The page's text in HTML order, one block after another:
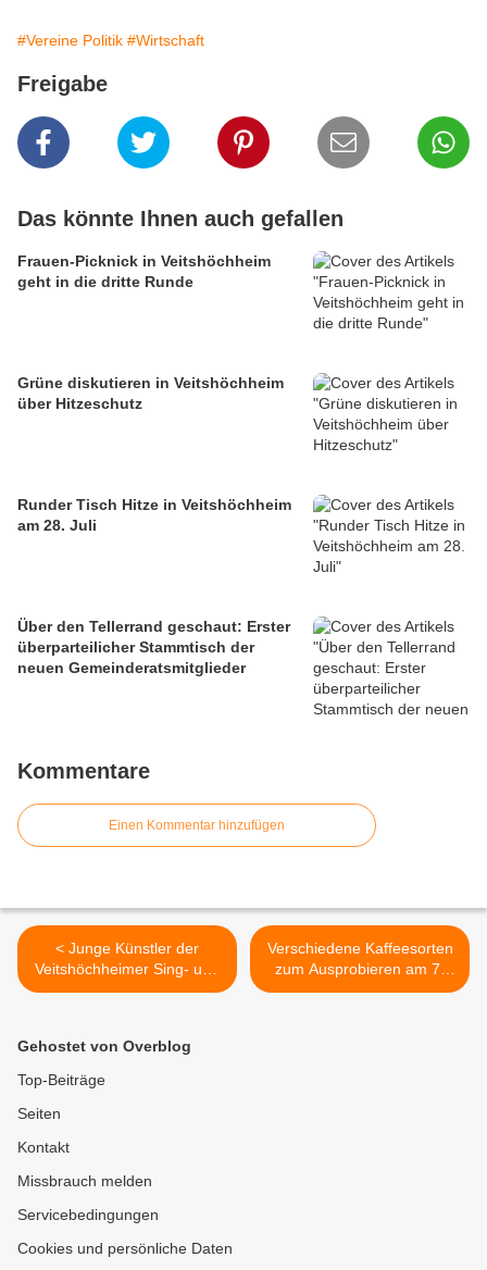
#Vereine Politik #Wirtschaft
Freigabe
Das könnte Ihnen auch gefallen
Frauen-Picknick in Veitshöchheim
geht in die dritte Runde
Grüne diskutieren in Veitshöchheim
über Hitzeschutz
Runder Tisch Hitze in Veitshöchheim
am 28. Juli
Über den Tellerrand geschaut: Erster
überparteilicher Stammtisch der
neuen Gemeinderatsmitglieder
Kommentare
Einen Kommentar hinzufügen
< Junge Künstler der
Veitshöchheimer Sing- und
Musikschule gestalteten mit
Schulaula
Verschiedene Kaffeesorten
zum Ausprobieren am 7.
Februar am Fairtrade-
Gehostet von Overblog
Top-Beiträge
Seiten
Kontakt
Missbrauch melden
Servicebedingungen
Cookies und persönliche Daten